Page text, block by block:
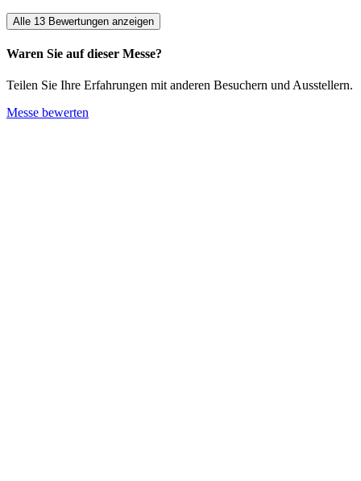
Alle 13 Bewertungen anzeigen
Waren Sie auf dieser Messe?
Teilen Sie Ihre Erfahrungen mit anderen Besuchern und Ausstellern.
Messe bewerten